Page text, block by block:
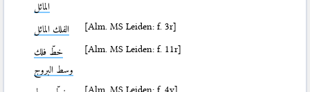
المائل
الفلك المائل [Alm. MS Leiden: f. 3r]
خطّ فلك
وسط البروج
[Alm. MS Leiden: f. 11r]
[Alm. MS Leiden: f. 4v]